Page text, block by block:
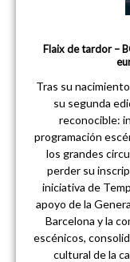
Flaix de tardor –
Tras su
su segunda
reconocible:
programación
los grandes
perder su
iniciativa de
apoyo de la
Barcelona y la
escénicos,
cultural de la